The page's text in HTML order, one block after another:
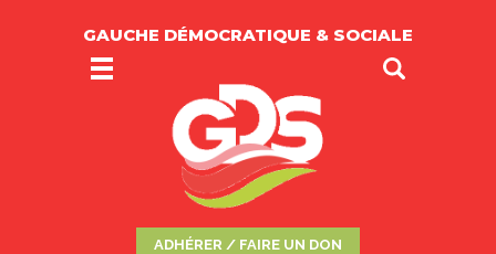
GAUCHE DÉMOCRATIQUE & SOCIALE
ADHÉRER / FAIRE UN DON